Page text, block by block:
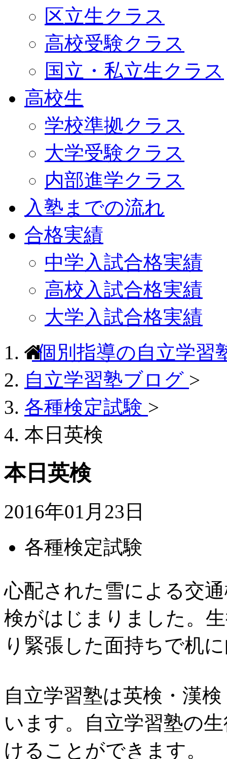
区立生クラス
高校受験クラス
国立・私立生クラス
高校生
学校準拠クラス
大学受験クラス
内部進学クラス
入塾までの流れ
合格実績
中学入試合格実績
高校入試合格実績
大学入試合格実績
個別指導の自立学習
自立学習塾ブログ >
各種検定試験 >
本日英検
本日英検
2016年01月23日
各種検定試験
心配された雪による交
検がはじまりました。
り緊張した面持ちで机
自立学習塾は英検・漢
います。自立学習塾の
けることができます。